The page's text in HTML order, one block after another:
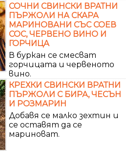
СОЧНИ СВИНСКИ ВРАТНИ
ПЪРЖОЛИ НА СКАРА
МАРИНОВАНИ СЪС СОЕВ
СОС, ЧЕРВЕНО ВИНО И
ГОРЧИЦА
В буркан се смесват
горчицата и червеното
вино.
КРЕХКИ СВИНСКИ ВРАТНИ
ПЪРЖОЛИ С БИРА, ЧЕСЪН
И РОЗМАРИН
Добавя се малко зехтин и
се оставят да се
мариноват.